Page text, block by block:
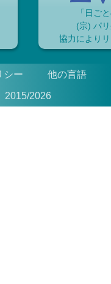
「日ご
(宗) パ
協力により
シー 他の言語
2015/2026